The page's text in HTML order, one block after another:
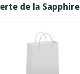
de la Sapphire